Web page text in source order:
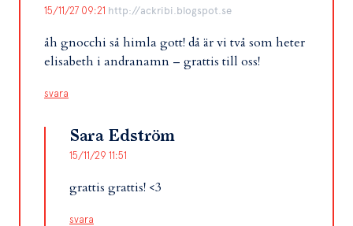
15/11/27 09:21 http://ackribi.blogspot.se
åh gnocchi så himla gott! då är vi två som heter
elisabeth i andranamn – grattis till oss!
svara
Sara Edström
15/11/29 11:51
grattis grattis! <3
svara